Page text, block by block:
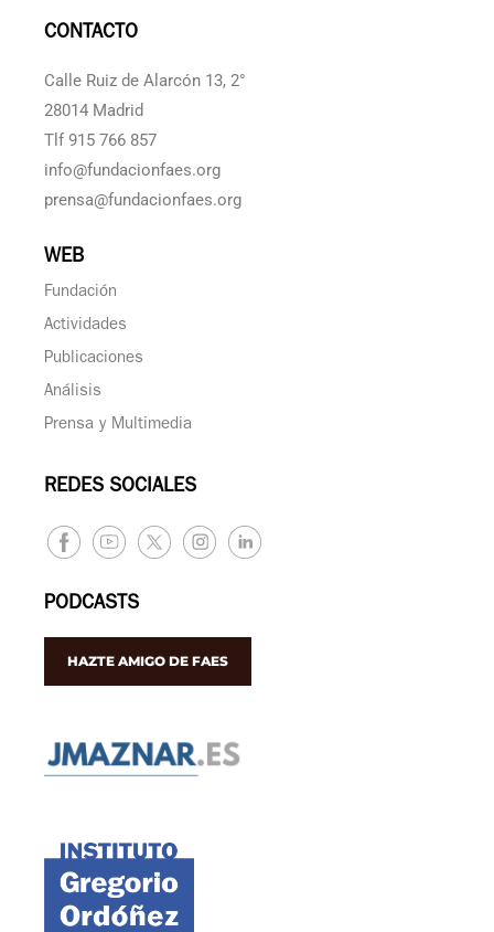
CONTACTO
Calle Ruiz de Alarcón 13, 2°
28014 Madrid
Tlf 915 766 857
info@fundacionfaes.org
prensa@fundacionfaes.org
WEB
Fundación
Actividades
Publicaciones
Análisis
Prensa y Multimedia
REDES SOCIALES
PODCASTS
HAZTE AMIGO DE FAES